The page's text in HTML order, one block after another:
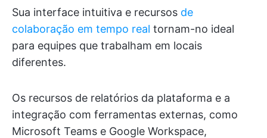
Sua interface intuitiva e recursos de
colaboração em tempo real tornam-no ideal
para equipes que trabalham em locais
diferentes.
Os recursos de relatórios da plataforma e a
integração com ferramentas externas, como
Microsoft Teams e Google Workspace,